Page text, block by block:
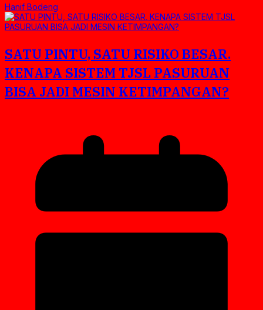
Hanif Bodeng
SATU PINTU, SATU RISIKO BESAR.
KENAPA SISTEM TJSL PASURUAN
BISA JADI MESIN KETIMPANGAN?